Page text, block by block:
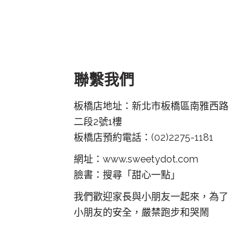
聯繫我們
板橋店地址：新北市板橋區南雅西路
二段2號1樓
板橋店預約電話： (02)2275-1181
網址：www.sweetydot.com
臉書：搜尋「甜心一點」
我們歡迎家長與小朋友一起來，為了
小朋友的安全，嚴禁跑步和哭鬧